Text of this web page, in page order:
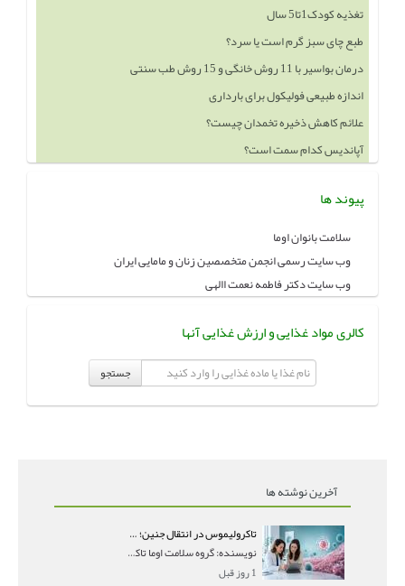
تغذیه کودک1تا5 سال
طبع چای سبز گرم است یا سرد؟
درمان بواسیر با 11 روش خانگی و 15 روش طب سنتی
اندازه طبیعی فولیکول برای بارداری
علائم کاهش ذخیره تخمدان چیست؟
آپاندیس کدام سمت است؟
پیوند ها
سلامت بانوان اوما
وب سایت رسمی انجمن متخصصین زنان و مامایی ایران
وب سایت دکتر فاطمه نعمت االهی
کالری مواد غذایی و ارزش غذایی آنها
جستجو
آخرین نوشته ها
تاکرولیموس در انتقال جنین؛ آیا شانس لانه‌گزینی را افزایش می‌دهد؟
نویسنده: گروه سلامت اوما تاکرولیموس در انتقال جنین
1 روز قبل